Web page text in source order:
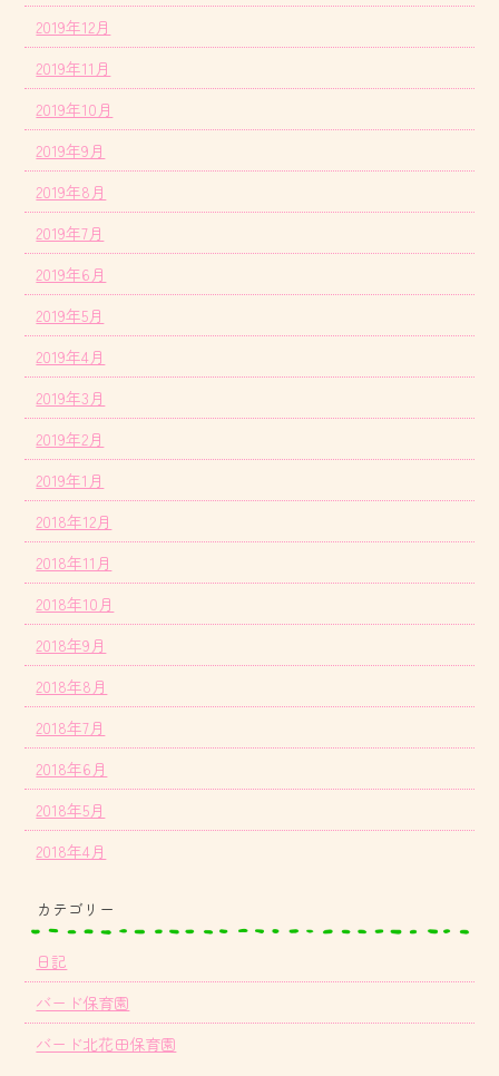
2019年12月
2019年11月
2019年10月
2019年9月
2019年8月
2019年7月
2019年6月
2019年5月
2019年4月
2019年3月
2019年2月
2019年1月
2018年12月
2018年11月
2018年10月
2018年9月
2018年8月
2018年7月
2018年6月
2018年5月
2018年4月
カテゴリー
日記
バード保育園
バード北花田保育園